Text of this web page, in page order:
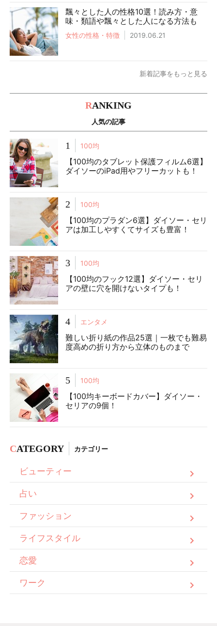
飄々とした人の性格10選！読み方・意
味・類語や飄々とした人になる方法も
女性の性格・特徴 2019.06.21
新着記事をもっと見る
RANKING
人気の記事
1 100均
【100均のタブレット保護フィルム6選】
ダイソーのiPad用やフリーカットも！
2 100均
【100均のプラダン6選】ダイソー・セリ
アは加工しやすくてサイズも豊富！
3 100均
【100均のフック12選】ダイソー・セリ
アの壁に穴を開けないタイプも！
4 エンタメ
難しい折り紙の作品25選｜一枚でも難易
度高めの折り方から立体のものまで
5 100均
【100均キーボードカバー】ダイソー・
セリアの9個！
CATEGORY カテゴリー
ビューティー
占い
ファッション
ライフスタイル
恋愛
ワーク